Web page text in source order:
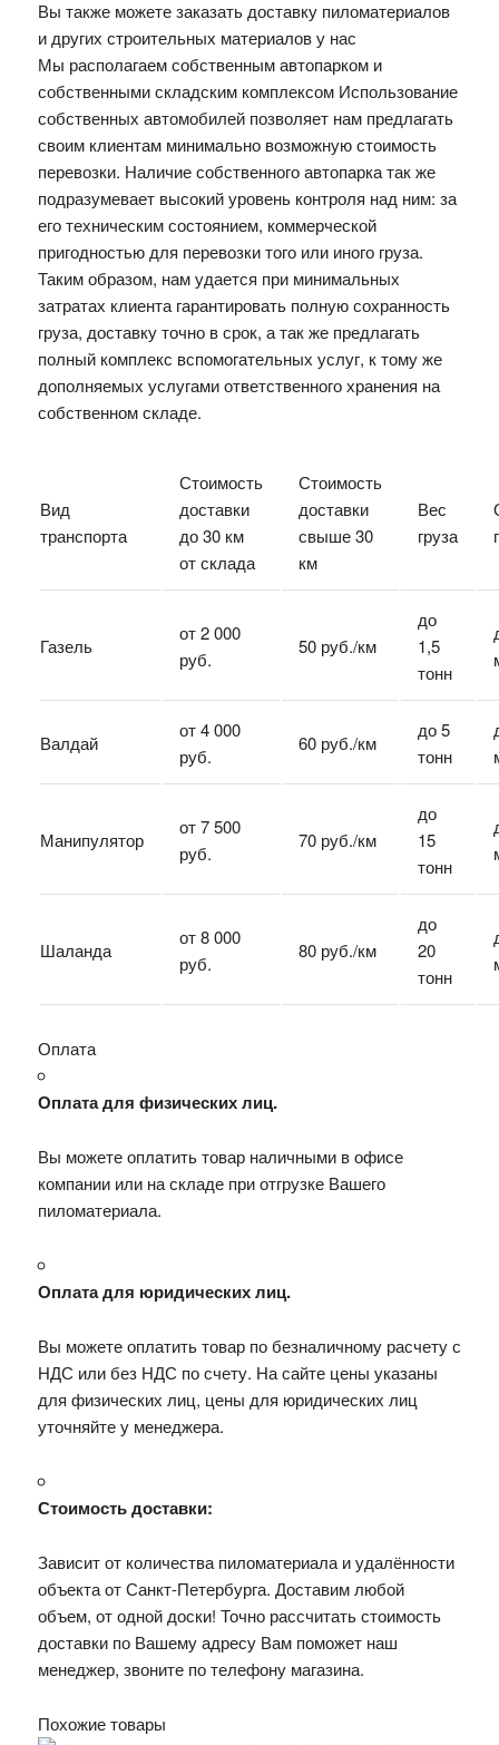
Вы также можете заказать доставку пиломатериалов
и других строительных материалов у нас
Мы располагаем собственным автопарком и
собственными складским комплексом Использование
собственных автомобилей позволяет нам предлагать
своим клиентам минимально возможную стоимость
перевозки. Наличие собственного автопарка так же
подразумевает высокий уровень контроля над ним: за
его техническим состоянием, коммерческой
пригодностью для перевозки того или иного груза.
Таким образом, нам удается при минимальных
затратах клиента гарантировать полную сохранность
груза, доставку точно в срок, а так же предлагать
полный комплекс вспомогательных услуг, к тому же
дополняемых услугами ответственного хранения на
собственном складе.
Вид
транспорта
Стоимость
доставки
до 30 км
от склада
Стоимость
доставки
свыше 30
км
Вес
груза
Газель
от 2 000
руб.
50 руб./км
до
1,5
тонн
Валдай
от 4 000
руб.
60 руб./км
до 5
тонн
Манипулятор
от 7 500
руб.
70 руб./км
до
15
тонн
Шаланда
от 8 000
руб.
80 руб./км
до
20
тонн
Оплата
Оплата для физических лиц.
Вы можете оплатить товар наличными в офисе
компании или на складе при отгрузке Вашего
пиломатериала.
Оплата для юридических лиц.
Вы можете оплатить товар по безналичному расчету с
НДС или без НДС по счету. На сайте цены указаны
для физических лиц, цены для юридических лиц
уточняйте у менеджера.
Стоимость доставки:
Зависит от количества пиломатериала и удалённости
объекта от Санкт-Петербурга. Доставим любой
объем, от одной доски! Точно рассчитать стоимость
доставки по Вашему адресу Вам поможет наш
менеджер, звоните по телефону магазина.
Похожие товары